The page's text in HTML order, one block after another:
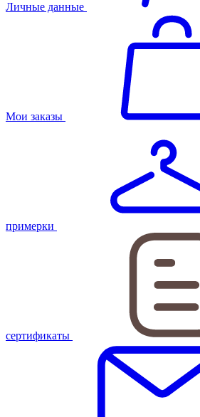
Личные данные
Мои заказы
примерки
сертификаты